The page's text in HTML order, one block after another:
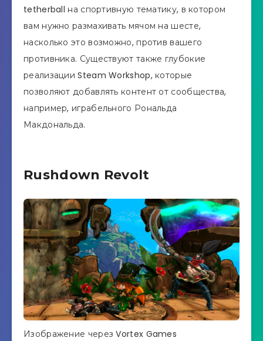
tetherball на спортивную тематику, в котором
вам нужно размахивать мячом на шесте,
насколько это возможно, против вашего
противника. Существуют также глубокие
реализации Steam Workshop, которые
позволяют добавлять контент от сообщества,
например, играбельного Рональда
Макдональда.
Rushdown Revolt
Изображение через Vortex Games